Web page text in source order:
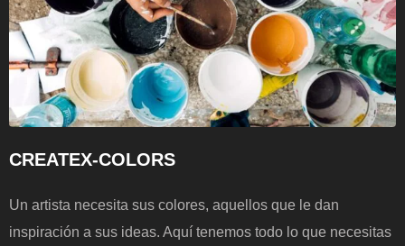
CREATEX-COLORS
Un artista necesita sus colores, aquellos que le dan
inspiración a sus ideas. Aquí tenemos todo lo que necesitas